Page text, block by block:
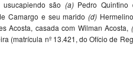
são (a) Pedro Quintino
Camargo e seu marido(d)
Acosta, casada com Wilman Acosta,
(matrícula nº 13.421, do Ofício de